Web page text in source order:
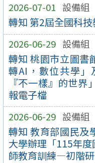
2026-07-01 設備組
轉知 第2屆全國科
2026-06-29 設備組
轉知 桃園市立圖書
轉AI，數位共學」
『不一樣』的世
報電子檔
2026-06-29 設備組
轉知 教育部國民及
大學辦理「115年
師教育訓練—初階研